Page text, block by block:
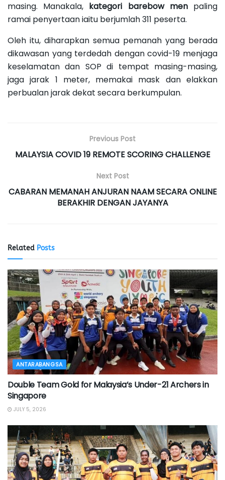
masing. Manakala, kategori barebow menpaling
ramai penyertaan iaitu berjumlah 311 peserta.
Oleh itu, diharapkan semua pemanah yang berada
dikawasan yang terdedah dengan covid-19 menjaga
keselamatan dan SOP di tempat masing-masing,
jaga jarak 1 meter, memakai mask dan elakkan
perbualan jarak dekat secara berkumpulan.
Previous Post
MALAYSIA COVID 19 REMOTE SCORING CHALLENGE
Next Post
CABARAN MEMANAH ANJURAN NAAM SECARA ONLINE
BERAKHIR DENGAN JAYANYA
Related Posts
ANTARABANGSA
Double Team Gold for Malaysia’s Under-21 Archers in
Singapore
JULY 5, 2026